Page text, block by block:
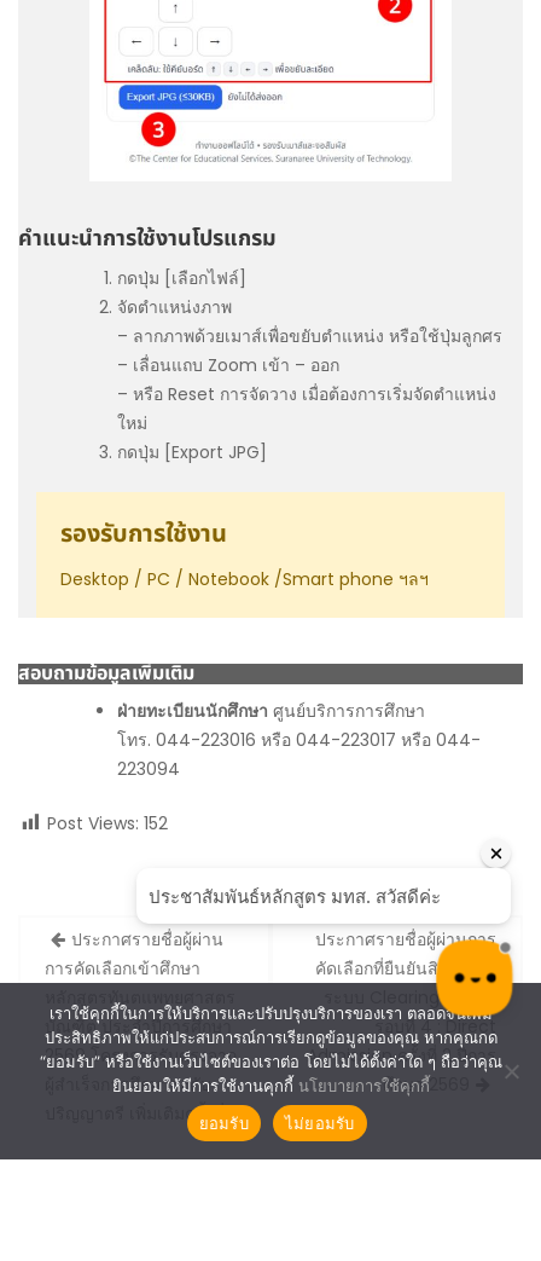
คำแนะนำการใช้งานโปรแกรม
กดปุ่ม [เลือกไฟล์]
จัดตำแหน่งภาพ
– ลากภาพด้วยเมาส์เพื่อขยับตำแหน่ง หรือใช้ปุ่มลูกศร
– เลื่อนแถบ Zoom เข้า – ออก
– หรือ Reset การจัดวาง เมื่อต้องการเริ่มจัดตำแหน่ง
ใหม่
กดปุ่ม [Export JPG]
รองรับการใช้งาน
Desktop / PC / Notebook /Smart phone ฯลฯ
สอบถามข้อมูลเพิ่มเติม
ฝ่ายทะเบียนนักศึกษา ศูนย์บริการการศึกษา
โทร. 044-223016 หรือ 044-223017 หรือ 044-
223094
Post Views: 152
Post
navigation
ประกาศรายชื่อผู้ผ่าน
การคัดเลือกเข้าศึกษา
หลักสูตรทันตแพทยศาสตร
บัณฑิต ประจำปีการศึกษา
2569 โครงการรับตรงจาก
ผู้สําเร็จการศึกษาระดับ
ปริญญาตรี เพิ่มเติมครั้งที่ 2
ประกาศรายชื่อผู้ผ่านการ
คัดเลือกที่ยืนยันสิทธิ์ ผ่าน
ระบบ Clearing House
รอบที่ 4 : Direct
Admission ครั้งที่ 2 ปีการ
ศึกษา 2569
เราใช้คุกกี้ในการให้บริการและปรับปรุงบริการของเรา ตลอดจนเพิ่ม
ประสิทธิภาพให้แก่ประสบการณ์การเรียกดูข้อมูลของคุณ หากคุณกด
“ยอมรับ” หรือใช้งานเว็บไซต์ของเราต่อ โดยไม่ได้ตั้งค่าใด ๆ ถือว่าคุณ
ยินยอมให้มีการใช้งานคุกกี้ นโยบายการใช้คุกกี้
ยอมรับ
ไม่ยอมรับ